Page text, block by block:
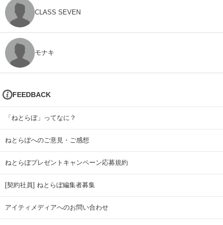
CLASS SEVEN
モナキ
FEEDBACK
「ねとらぼ」ってなに？
ねとらぼへのご意見・ご感想
ねとらぼプレゼントキャンペーン応募規約
[契約社員] ねとらぼ編集者募集
アイティメディアへのお問い合わせ